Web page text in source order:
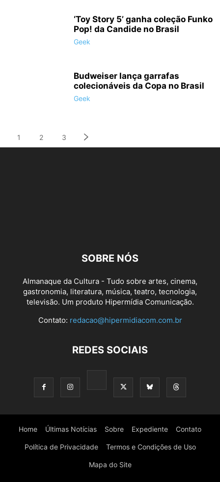
‘Toy Story 5’ ganha coleção Funko
Pop! da Candide no Brasil
Geek
Budweiser lança garrafas
colecionáveis da Copa no Brasil
Geek
1 2 3
SOBRE NÓS
Almanaque da Cultura - Tudo sobre artes, cinema,
gastronomia, literatura, música, teatro, tecnologia,
televisão. Um produto Hipermídia Comunicação.
Contato: redacao@hipermidiacom.com.br
REDES SOCIAIS
Home Últimas Notícias Sobre Expediente Contato
Política de Privacidade Termos e Condições de Uso
Mapa do Site